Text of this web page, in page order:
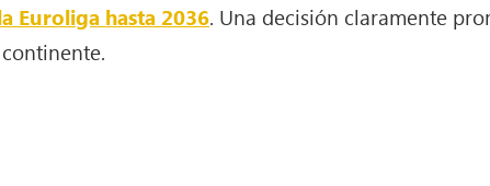
Euroliga hasta 2036. Una decisión claramente